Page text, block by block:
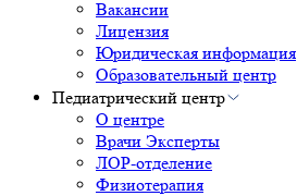
Вакансии
Лицензия
Юридическая информация
Образовательный центр
Педиатрический центр
О центре
Врачи Эксперты
ЛОР-отделение
Физиотерапия